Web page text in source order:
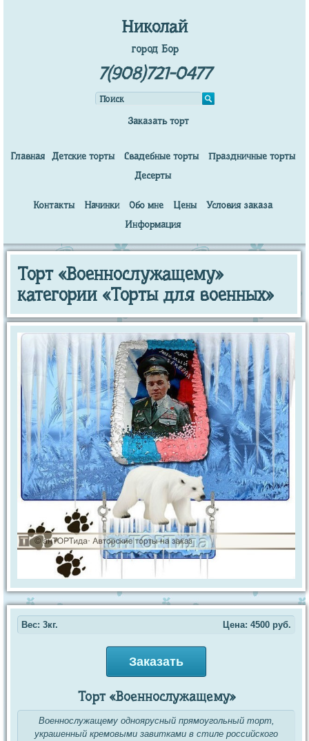
Николай
город Бор
7(908)721-0477
Заказать торт
Главная Детские торты Свадебные торты
Праздничные торты
Десерты
Контакты Начинки Обо мне Цены
Условия заказа
Информация
Торт «Военнослужащему»
категории «Торты для военных»
Вес: 3кг. Цена: 4500 руб.
Заказать
Торт «Военнослужащему»
Военнослужащему одноярусный прямоугольный торт,
украшенный кремовыми завитками в стиле российского